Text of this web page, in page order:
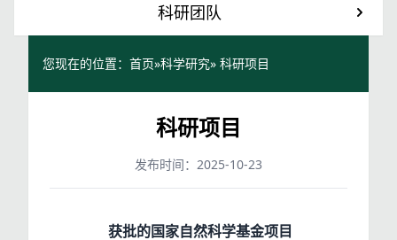
科研团队
您现在的位置： 首页»科学研究» 科研项目
科研项目
发布时间：2025-10-23
获批的国家自然科学基金项目